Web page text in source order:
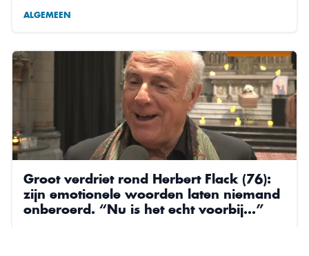
ALGEMEEN
Groot verdriet rond Herbert Flack (76):
zijn emotionele woorden laten niemand
onberoerd. “Nu is het echt voorbij…”